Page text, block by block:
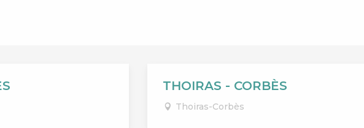
THOIRAS - CORBÈS
Thoiras-Corbès